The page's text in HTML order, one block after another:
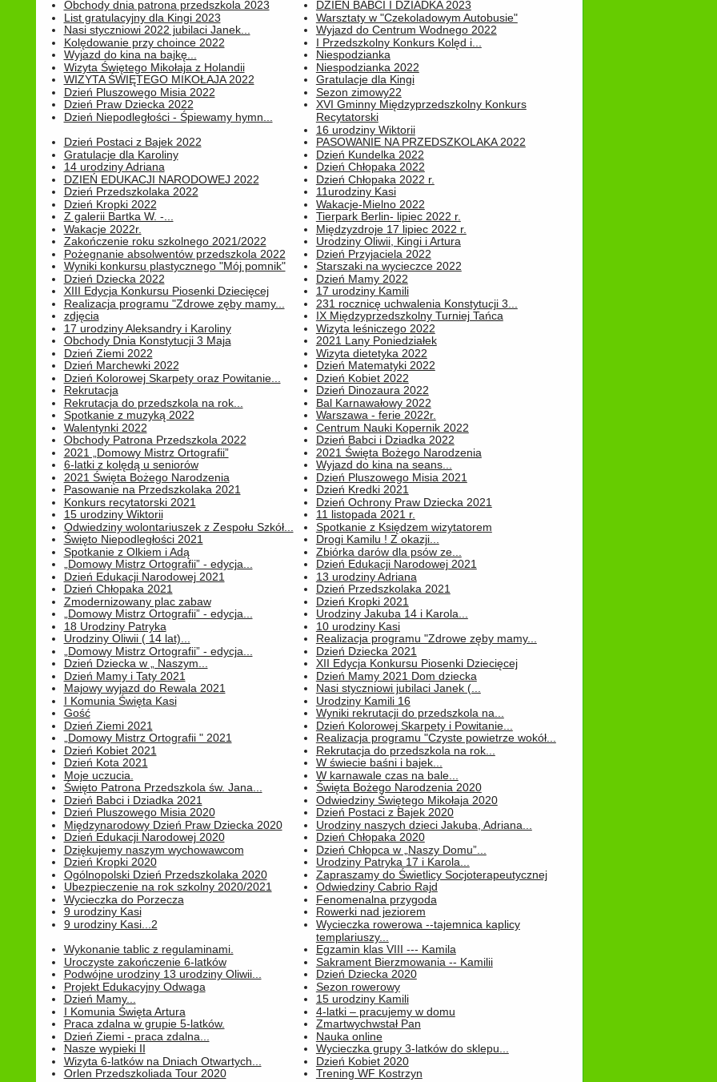
Obchody dnia patrona przedszkola 2023
List gratulacyjny dla Kingi 2023
DZIEŃ BABCI I DZIADKA 2023
Warsztaty w "Czekoladowym Autobusie"
Nasi styczniowi 2022 jubilaci Janek...
Kolędowanie przy choince 2022
Wyjazd do Centrum Wodnego 2022
I Przedszkolny Konkurs Kolęd i...
Wyjazd do kina na bajkę...
Wizyta Świętego Mikołaja z Holandii
Niespodzianka
Niespodzianka 2022
WIZYTA ŚWIĘTEGO MIKOŁAJA 2022
Dzień Pluszowego Misia 2022
Gratulacje dla Kingi
Sezon zimowy22
Dzień Praw Dziecka 2022
Dzień Niepodległości - Śpiewamy hymn...
XVI Gminny Międzyprzedszkolny Konkurs
Recytatorski
16 urodziny Wiktorii
Dzień Postaci z Bajek 2022
Gratulacje dla Karoliny
PASOWANIE NA PRZEDSZKOLAKA 2022
Dzień Kundelka 2022
14 urodziny Adriana
DZIEŃ EDUKACJI NARODOWEJ 2022
Dzień Chłopaka 2022
Dzień Chłopaka 2022 r.
Dzień Przedszkolaka 2022
Dzień Kropki 2022
11urodziny Kasi
Wakacje-Mielno 2022
Z galerii Bartka W. -...
Wakacje 2022r.
Tierpark Berlin- lipiec 2022 r.
Międzyzdroje 17 lipiec 2022 r.
Zakończenie roku szkolnego 2021/2022
Pożegnanie absolwentów przedszkola 2022
Urodziny Oliwii, Kingi i Artura
Dzień Przyjaciela 2022
Wyniki konkursu plastycznego "Mój pomnik"
Dzień Dziecka 2022
Starszaki na wycieczce 2022
Dzień Mamy 2022
XIII Edycja Konkursu Piosenki Dziecięcej
Realizacja programu "Zdrowe zęby mamy...
17 urodziny Kamili
231 rocznicę uchwalenia Konstytucji 3...
zdjęcia
17 urodziny Aleksandry i Karoliny
IX Międzyprzedszkolny Turniej Tańca
Wizyta leśniczego 2022
Obchody Dnia Konstytucji 3 Maja
Dzień Ziemi 2022
2021 Lany Poniedziałek
Wizyta dietetyka 2022
Dzień Marchewki 2022
Dzień Kolorowej Skarpety oraz Powitanie...
Dzień Matematyki 2022
Dzień Kobiet 2022
Rekrutacja
Rekrutacja do przedszkola na rok...
Dzień Dinozaura 2022
Bal Karnawałowy 2022
Spotkanie z muzyką 2022
Walentynki 2022
Warszawa - ferie 2022r.
Centrum Nauki Kopernik 2022
Obchody Patrona Przedszkola 2022
2021 „Domowy Mistrz Ortografii”
Dzień Babci i Dziadka 2022
2021 Święta Bożego Narodzenia
6-latki z kolędą u seniorów
2021 Święta Bożego Narodzenia
Wyjazd do kina na seans...
Dzień Pluszowego Misia 2021
Pasowanie na Przedszkolaka 2021
Konkurs recytatorski 2021
Dzień Kredki 2021
Dzień Ochrony Praw Dziecka 2021
15 urodziny Wiktorii
Odwiedziny wolontariuszek z Zespołu Szkół...
11 listopada 2021 r.
Spotkanie z Księdzem wizytatorem
Święto Niepodległości 2021
Spotkanie z Olkiem i Adą
Drogi Kamilu ! Z okazji...
Zbiórka darów dla psów ze...
„Domowy Mistrz Ortografii” - edycja...
Dzień Edukacji Narodowej 2021
Dzień Edukacji Narodowej 2021
13 urodziny Adriana
Dzień Chłopaka 2021
Zmodernizowany plac zabaw
Dzień Przedszkolaka 2021
Dzień Kropki 2021
„Domowy Mistrz Ortografii” - edycja...
18 Urodziny Patryka
Urodziny Jakuba 14 i Karola...
10 urodziny Kasi
Urodziny Oliwii ( 14 lat)...
„Domowy Mistrz Ortografii” - edycja...
Realizacja programu "Zdrowe zęby mamy...
Dzień Dziecka 2021
Dzień Dziecka w „ Naszym...
Dzień Mamy i Taty 2021
XII Edycja Konkursu Piosenki Dziecięcej
Dzień Mamy 2021 Dom dziecka
Majowy wyjazd do Rewala 2021
I Komunia Święta Kasi
Nasi styczniowi jubilaci Janek (...
Urodziny Kamili 16
Gość
Dzień Ziemi 2021
Wyniki rekrutacji do przedszkola na...
Dzień Kolorowej Skarpety i Powitanie...
„Domowy Mistrz Ortografii " 2021
Dzień Kobiet 2021
Realizacja programu "Czyste powietrze wokół...
Rekrutacja do przedszkola na rok...
Dzień Kota 2021
Moje uczucia.
W świecie baśni i bajek...
W karnawale czas na bale...
Święto Patrona Przedszkola św. Jana...
Dzień Babci i Dziadka 2021
Święta Bożego Narodzenia 2020
Odwiedziny Świętego Mikołaja 2020
Dzień Pluszowego Misia 2020
Międzynarodowy Dzień Praw Dziecka 2020
Dzień Postaci z Bajek 2020
Urodziny naszych dzieci Jakuba, Adriana...
Dzień Edukacji Narodowej 2020
Dziękujemy naszym wychowawcom
Dzień Chłopaka 2020
Dzień Chłopca w „Naszy Domu”...
Dzień Kropki 2020
Ogólnopolski Dzień Przedszkolaka 2020
Urodziny Patryka 17 i Karola...
Zapraszamy do Świetlicy Socjoterapeutycznej
Ubezpieczenie na rok szkolny 2020/2021
Wycieczka do Porzecza
Odwiedziny Cabrio Rajd
Fenomenalna przygoda
9 urodziny Kasi
9 urodziny Kasi...2
Rowerki nad jeziorem
Wycieczka rowerowa --tajemnica kaplicy
templariuszy...
Wykonanie tablic z regulaminami.
Uroczyste zakończenie 6-latków
Egzamin klas VIII --- Kamila
Sakrament Bierzmowania -- Kamilii
Podwójne urodziny 13 urodziny Oliwii...
Projekt Edukacyjny Odwaga
Dzień Dziecka 2020
Sezon rowerowy
Dzień Mamy...
I Komunia Święta Artura
15 urodziny Kamili
4-latki – pracujemy w domu
Praca zdalna w grupie 5-latków.
Dzień Ziemi - praca zdalna...
Zmartwychwstał Pan
Nauka online
Nasze wypieki II
Wizyta 6-latków na Dniach Otwartych...
Wycieczka grupy 3-latków do sklepu...
Dzień Kobiet 2020
Orlen Przedszkoliada Tour 2020
Trening WF Kostrzyn